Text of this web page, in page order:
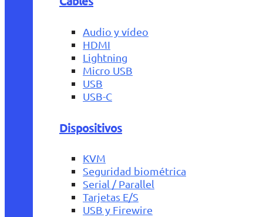
Audio y vídeo
HDMI
Lightning
Micro USB
USB
USB-C
Dispositivos
KVM
Seguridad biométrica
Serial / Parallel
Tarjetas E/S
USB y Firewire